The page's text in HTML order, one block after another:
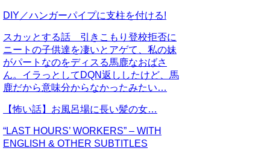
DIY／ハンガーパイプに支柱を付ける!
スカッとする話 引きこもり登校拒否に
ニートの子供達を凄いとアゲて、私の妹
がパートなのをディスる馬鹿なおばさ
ん。イラっとしてDQN返ししたけど、馬
鹿だから意味分からなかったみたい…
【怖い話】お風呂場に長い髪の女…
“LAST HOURS’ WORKERS” – WITH
ENGLISH & OTHER SUBTITLES